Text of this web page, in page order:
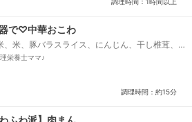
で♡中華おこわ
、米、豚バラスライス、にんじん、干し椎茸、
うずら卵（水煮）、●オイスターソース、●砂
栄養士ママ♪
調理時間：約15分
わふわ派】肉まん